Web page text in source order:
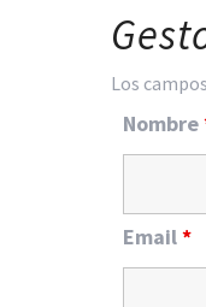
Los
Nombre
Email*